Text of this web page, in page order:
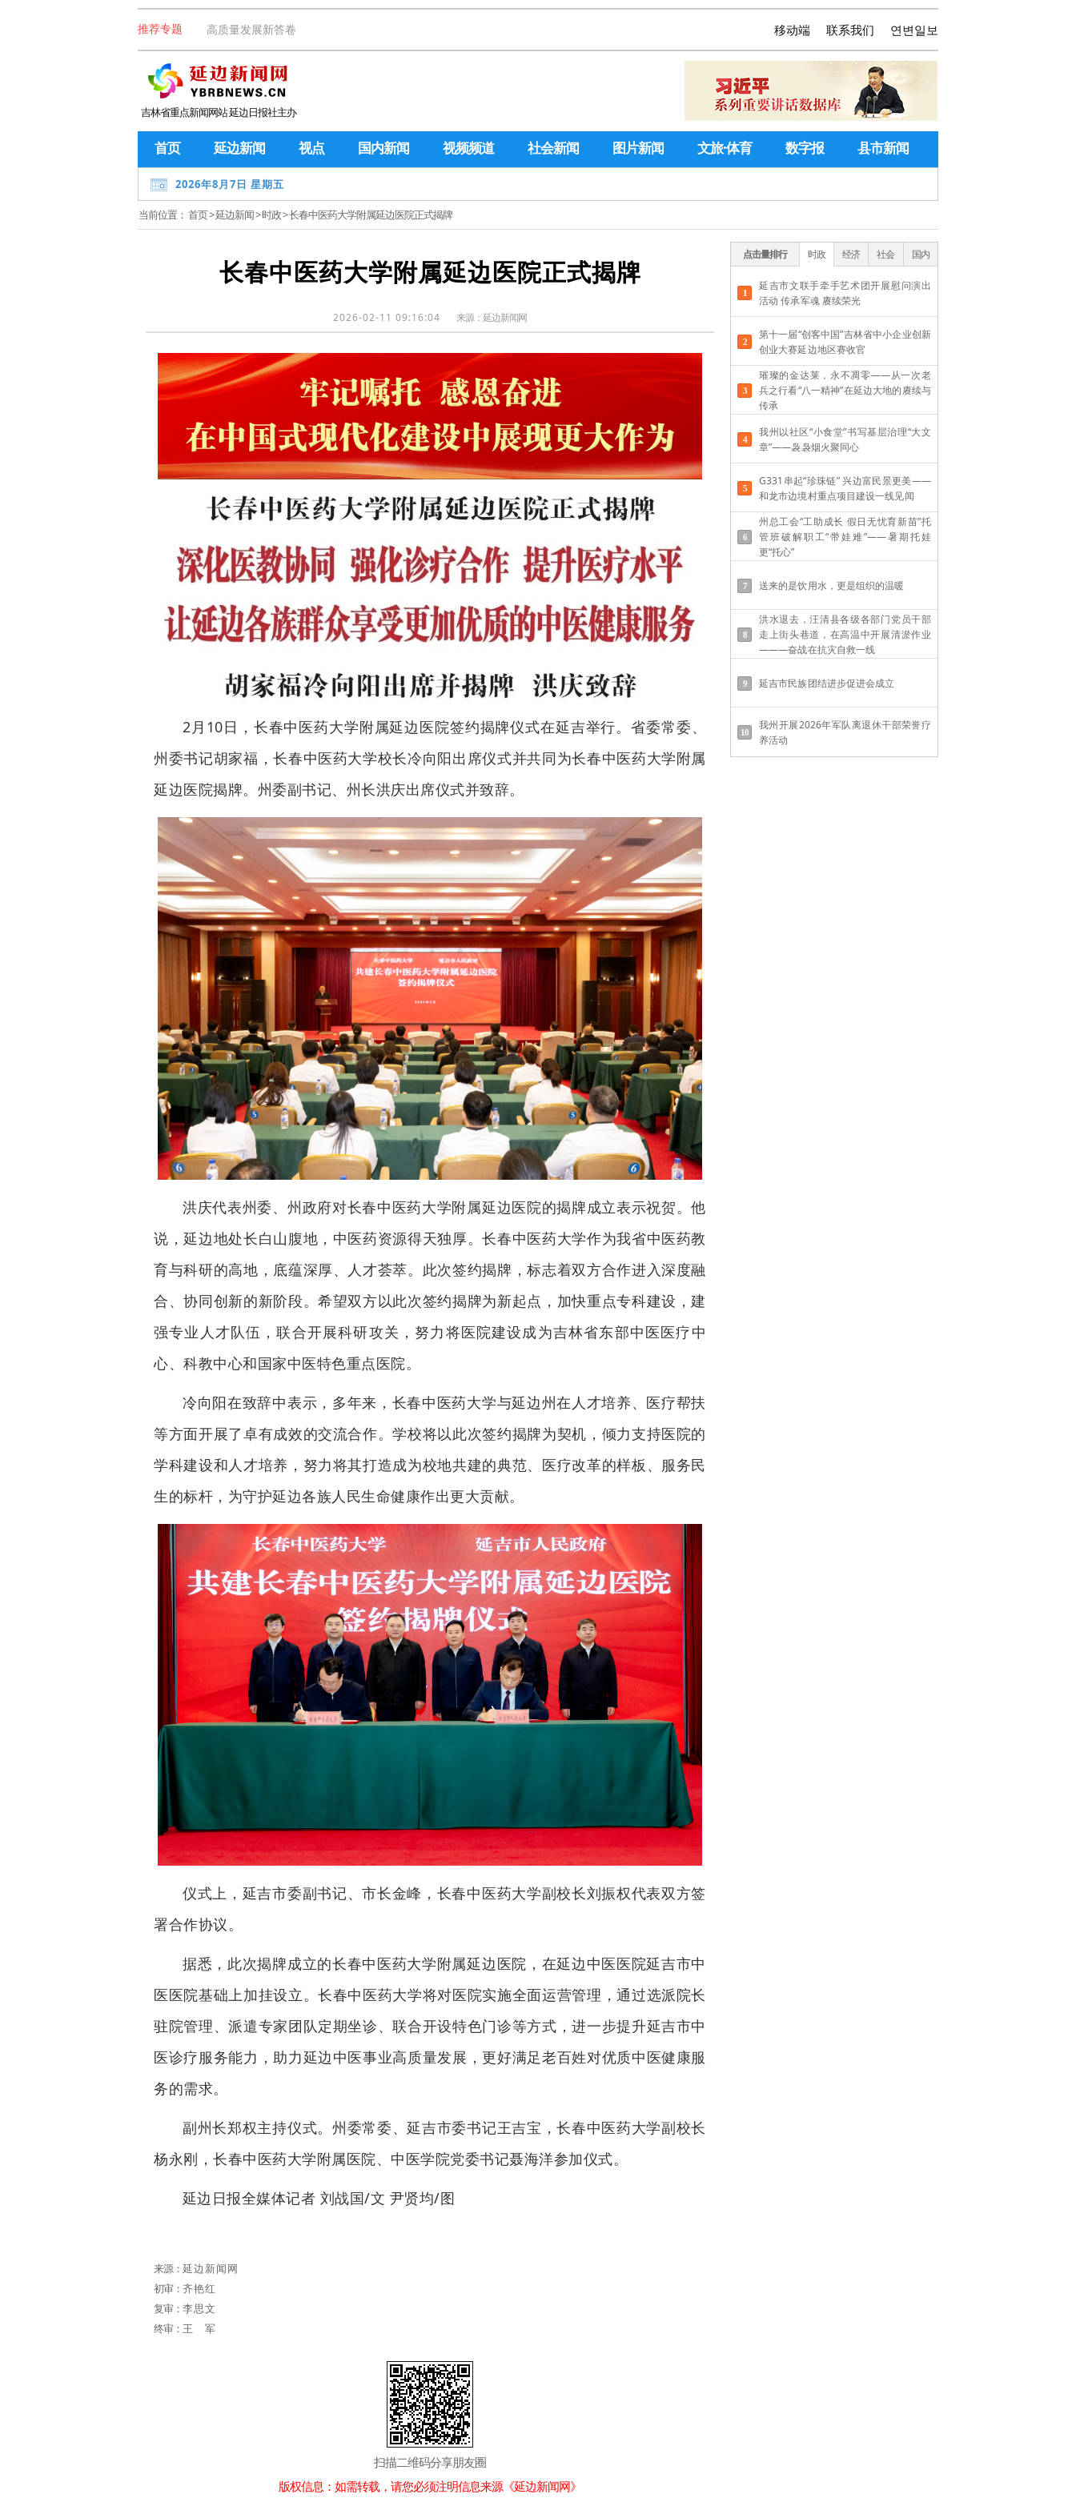
推荐专题 高质量发展新答卷 연변일보
联系我们
移动端
吉林省重点新闻网站 延边日报社主办
首页 延边新闻 视点 国内新闻 视频频道 社会新闻 图片新闻 文旅·体育 数字报 县市新闻
2026年8月7日 星期五
当前位置： 首页>延边新闻>时政> 长春中医药大学附属延边医院正式揭牌
长春中医药大学附属延边医院正式揭牌
2026-02-11 09:16:04 来源： 延边新闻网
2月10日，长春中医药大学附属延边医院签约揭牌仪式在延吉举行。省委常委、
州委书记胡家福，长春中医药大学校长冷向阳出席仪式并共同为长春中医药大学附属
延边医院揭牌。州委副书记、州长洪庆出席仪式并致辞。
洪庆代表州委、州政府对长春中医药大学附属延边医院的揭牌成立表示祝贺。他
说，延边地处长白山腹地，中医药资源得天独厚。长春中医药大学作为我省中医药教
育与科研的高地，底蕴深厚、人才荟萃。此次签约揭牌，标志着双方合作进入深度融
合、协同创新的新阶段。希望双方以此次签约揭牌为新起点，加快重点专科建设，建
强专业人才队伍，联合开展科研攻关，努力将医院建设成为吉林省东部中医医疗中
心、科教中心和国家中医特色重点医院。
冷向阳在致辞中表示，多年来，长春中医药大学与延边州在人才培养、医疗帮扶
等方面开展了卓有成效的交流合作。学校将以此次签约揭牌为契机，倾力支持医院的
学科建设和人才培养，努力将其打造成为校地共建的典范、医疗改革的样板、服务民
生的标杆，为守护延边各族人民生命健康作出更大贡献。
仪式上，延吉市委副书记、市长金峰，长春中医药大学副校长刘振权代表双方签
署合作协议。
据悉，此次揭牌成立的长春中医药大学附属延边医院，在延边中医医院延吉市中
医医院基础上加挂设立。长春中医药大学将对医院实施全面运营管理，通过选派院长
驻院管理、派遣专家团队定期坐诊、联合开设特色门诊等方式，进一步提升延吉市中
医诊疗服务能力，助力延边中医事业高质量发展，更好满足老百姓对优质中医健康服
务的需求。
副州长郑权主持仪式。州委常委、延吉市委书记王吉宝，长春中医药大学副校长
杨永刚，长春中医药大学附属医院、中医学院党委书记聂海洋参加仪式。
延边日报全媒体记者 刘战国/文 尹贤均/图
来源： 延边新闻网
初审： 齐艳红
复审： 李思文
终审： 王军
扫描二维码分享朋友圈
版权信息：如需转载，请您必须注明信息来源《延边新闻网》
点击量排行 时政 经济 社会 国内
延吉市文联手牵手艺术团开展慰问演出
活动 传承军魂 赓续荣光
第十一届“创客中国”吉林省中小企业创新
创业大赛延边地区赛收官
璀璨的金达莱，永不凋零——从一次老
兵之行看“八一精神”在延边大地的赓续与
传承
我州以社区“小食堂”书写基层治理“大文
章”——袅袅烟火聚同心
G331串起“珍珠链” 兴边富民景更美——
和龙市边境村重点项目建设一线见闻
州总工会“工助成长 假日无忧育新苗”托
管班破解职工“带娃难”——​暑期托娃
更“托心”
送来的是饮用水，更是组织的温暖
洪水退去，汪清县各级各部门党员干部
走上街头巷道，在高温中开展清淤作业
———奋战在抗灾自救一线
延吉市民族团结进步促进会成立
我州开展2026年军队离退休干部荣誉疗
养活动